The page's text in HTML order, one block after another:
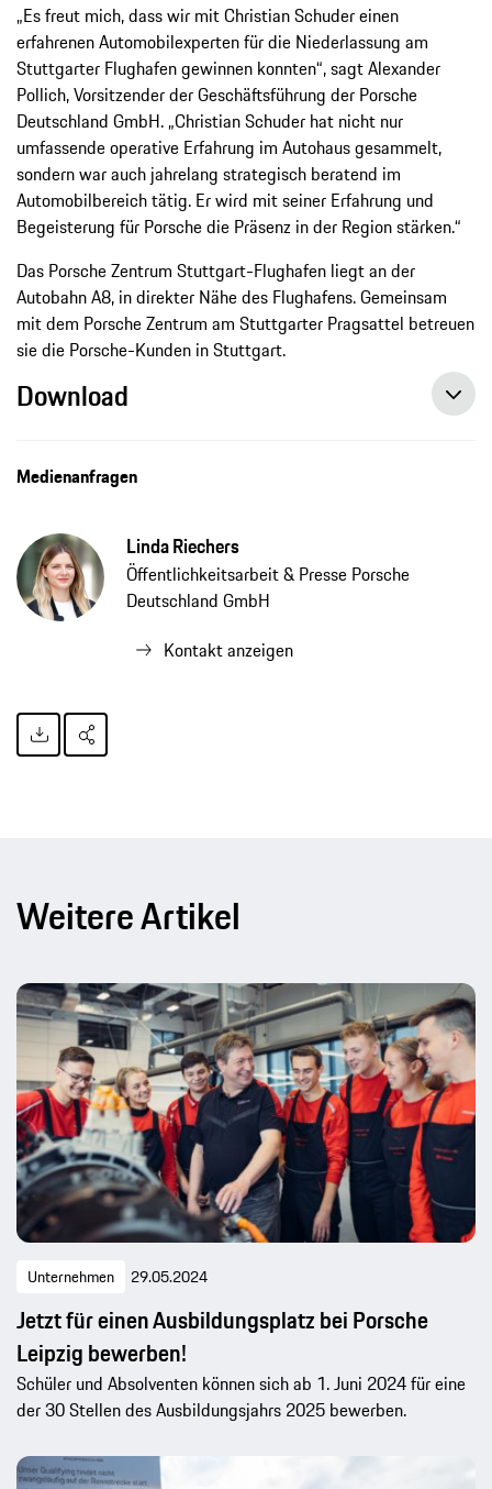
„Es freut mich, dass wir mit Christian Schuder einen
erfahrenen Automobilexperten für die Niederlassung am
Stuttgarter Flughafen gewinnen konnten“, sagt Alexander
Pollich, Vorsitzender der Geschäftsführung der Porsche
Deutschland GmbH. „Christian Schuder hat nicht nur
umfassende operative Erfahrung im Autohaus gesammelt,
sondern war auch jahrelang strategisch beratend im
Automobilbereich tätig. Er wird mit seiner Erfahrung und
Begeisterung für Porsche die Präsenz in der Region stärken.“
Das Porsche Zentrum Stuttgart-Flughafen liegt an der
Autobahn A8, in direkter Nähe des Flughafens. Gemeinsam
mit dem Porsche Zentrum am Stuttgarter Pragsattel betreuen
sie die Porsche-Kunden in Stuttgart.
Download
Medienanfragen
Linda Riechers
Öffentlichkeitsarbeit & Presse Porsche
Deutschland GmbH
Kontakt anzeigen
Weitere Artikel
Unternehmen 29.05.2024
Jetzt für einen Ausbildungsplatz bei Porsche
Leipzig bewerben!
Schüler und Absolventen können sich ab 1. Juni 2024 für eine
der 30 Stellen des Ausbildungsjahrs 2025 bewerben.